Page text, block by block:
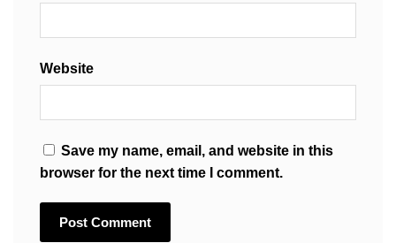
Website
Save my name, email, and website in this
browser for the next time I comment.